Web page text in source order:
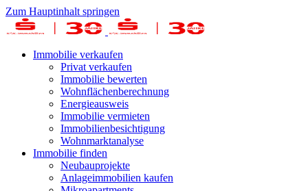
Zum Hauptinhalt springen
Immobilie verkaufen
Privat verkaufen
Immobilie bewerten
Wohnflächenberechnung
Energieausweis
Immobilie vermieten
Immobilienbesichtigung
Wohnmarktanalyse
Immobilie finden
Neubauprojekte
Anlageimmobilien kaufen